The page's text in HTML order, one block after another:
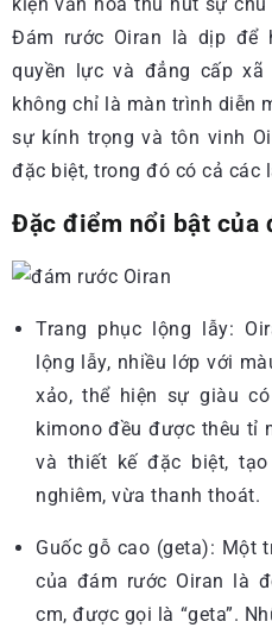
Đám rước Oiran là dịp để
quyền lực và đẳng cấp
không chỉ là màn trình diễn
sự kính trọng và tôn vinh
đặc biệt, trong đó có cả các
Đặc điểm nổi bật của
Trang phục lộng lẫy:
lộng lẫy, nhiều lớp với
xảo, thể hiện sự giàu
kimono đều được thêu tỉ
và thiết kế đặc biệt,
nghiêm, vừa thanh thoát.
Guốc gỗ cao (geta): Một
của đám rước Oiran là
cm, được gọi là “geta”.